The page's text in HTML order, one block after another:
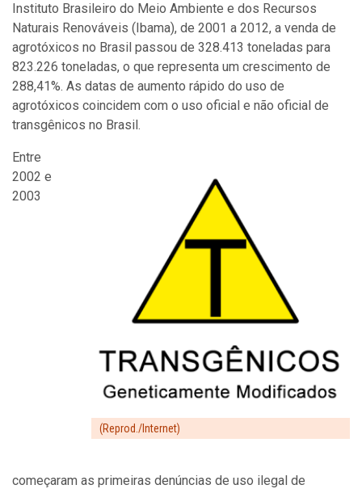
Instituto Brasileiro do Meio Ambiente e dos Recursos
Naturais Renováveis (Ibama), de 2001 a 2012, a venda de
agrotóxicos no Brasil passou de 328.413 toneladas para
823.226 toneladas, o que representa um crescimento de
288,41%. As datas de aumento rápido do uso de
agrotóxicos coincidem com o uso oficial e não oficial de
transgênicos no Brasil.
(Reprod./Internet)
Entre
2002 e
2003
começaram as primeiras denúncias de uso ilegal de